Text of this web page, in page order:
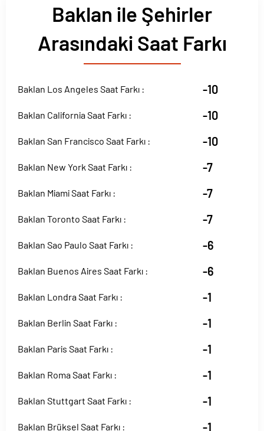
Baklan ile Şehirler
Arasındaki Saat Farkı
Baklan Los Angeles Saat Farkı : -10
Baklan California Saat Farkı : -10
Baklan San Francisco Saat Farkı : -10
Baklan New York Saat Farkı : -7
Baklan Miami Saat Farkı : -7
Baklan Toronto Saat Farkı : -7
Baklan Sao Paulo Saat Farkı : -6
Baklan Buenos Aires Saat Farkı : -6
Baklan Londra Saat Farkı : -1
Baklan Berlin Saat Farkı : -1
Baklan Paris Saat Farkı : -1
Baklan Roma Saat Farkı : -1
Baklan Stuttgart Saat Farkı : -1
Baklan Brüksel Saat Farkı : -1